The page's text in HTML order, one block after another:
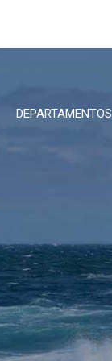
DEPARTAMENTOS